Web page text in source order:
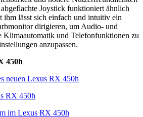
Joystick funktioniert ähnlich
ihm lässt sich einfach und intuitiv ein
dirigieren, um Audio- und
Klimaautomatik und Telefonfunktionen zu
anzupassen.
450h